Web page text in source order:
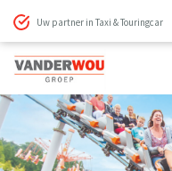
Uw partner in Taxi & Touringcar